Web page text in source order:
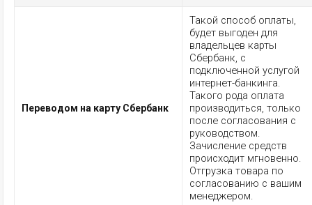
Переводом на карту Сбербанк
Такой способ оплаты,
будет выгоден для
владельцев карты
Сбербанк, с
подключенной услугой
интернет-банкинга.
Такого рода оплата
производиться, только
после согласования с
руководством.
Зачисление средств
происходит мгновенно.
Отгрузка товара по
согласованию с вашим
менеджером.